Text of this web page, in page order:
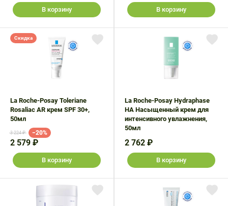
В корзину В корзину
Скидка
La Roche-Posay Toleriane
Rosaliac AR крем SPF 30+,
50мл
3 224 ₽ −20%
2 579 ₽
В корзину
La Roche-Posay Hydraphase
HA Насыщенный крем для
интенсивного увлажнения,
50мл
2 762 ₽
В корзину